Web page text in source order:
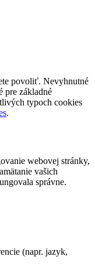
povoliť. Nevyhnutné
pre základné
typoch cookies
.
webovej stránky,
vašich
správne.
(napr. jazyk,